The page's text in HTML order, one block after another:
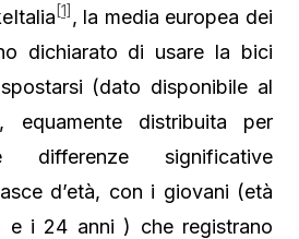
[1] , la media europea dei
dichiarato di usare la bici
(dato disponibile al
equamente distribuita per
differenze significative
d’età, con i giovani (età
e i 24 anni ) che registrano